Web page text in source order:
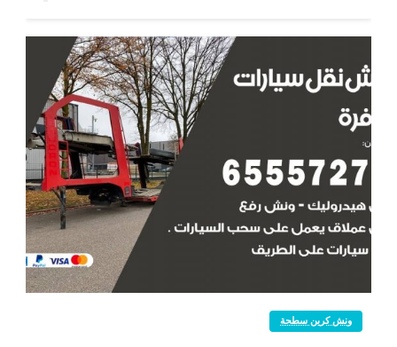
ونش كرين سطحة